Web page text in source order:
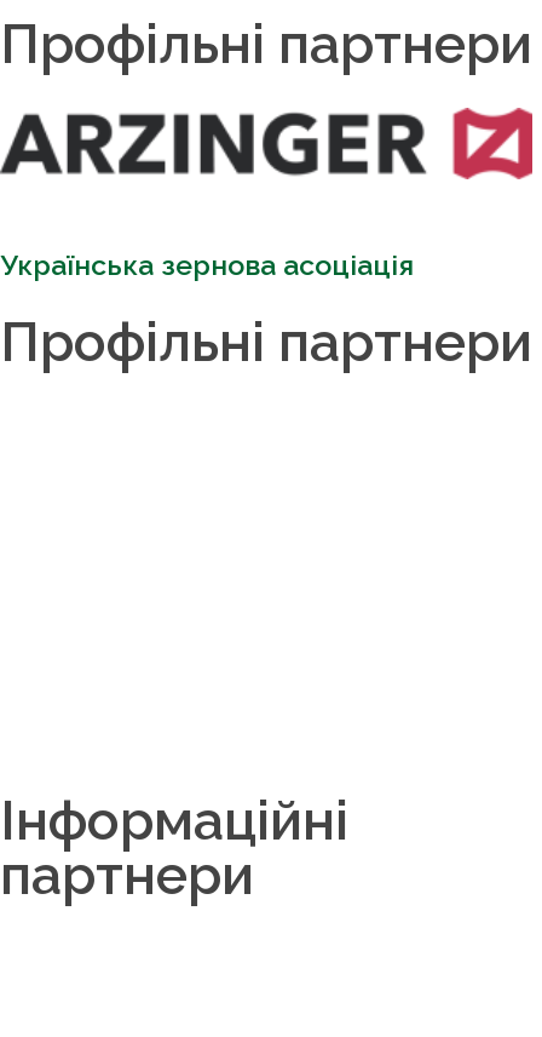
Профільні партнери
Українська зернова асоціація
Профільні партнери
Інформаційні
партнери